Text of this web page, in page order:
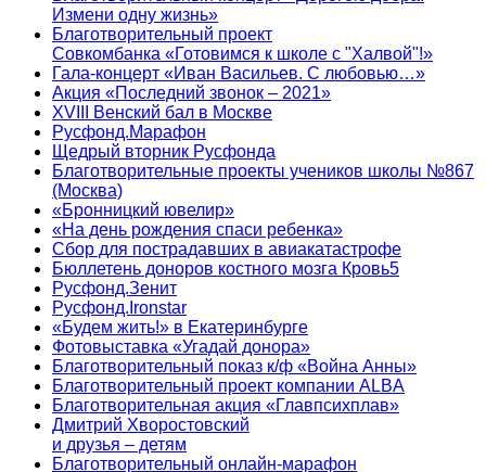
Измени одну жизнь»
Благотворительный проект
Совкомбанка «Готовимся к школе с "Халвой"!»
Гала-концерт «Иван Васильев. С любовью…»
Акция «Последний звонок – 2021»
XVIII Венский бал в Москве
Русфонд.Марафон
Щедрый вторник Русфонда
Благотворительные проекты учеников школы №867
(Москва)
«Бронницкий ювелир»
«На день рождения спаси ребенка»
Сбор для пострадавших в авиакатастрофе
Бюллетень доноров костного мозга Кровь5
Русфонд.Зенит
Русфонд.Ironstar
«Будем жить!» в Екатеринбурге
Фотовыставка «Угадай донора»
Благотворительный показ к/ф «Война Анны»
Благотворительный проект компании ALBA
Благотворительная акция «Главпсихплав»
Дмитрий Хворостовский
и друзья – детям
Благотворительный онлайн‑марафон